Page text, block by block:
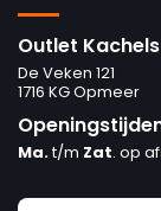
Outlet
De Veken 121
1716 KG Opmeer
Ma.t/m Zat. op